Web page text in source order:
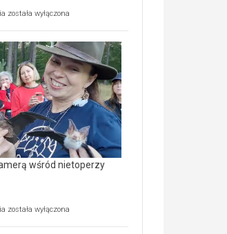
Ekologiczne
–
prawdziwy
skarb
natury
[wideo]
została wyłączona
wśród nietoperzy
Ekologiczne
została wyłączona